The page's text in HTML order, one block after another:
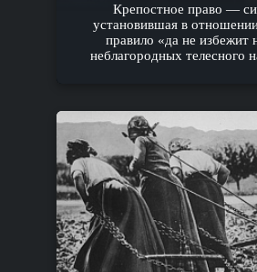
Крепостное право —
установившая в
правило «да не избежит
неблагородных телесного